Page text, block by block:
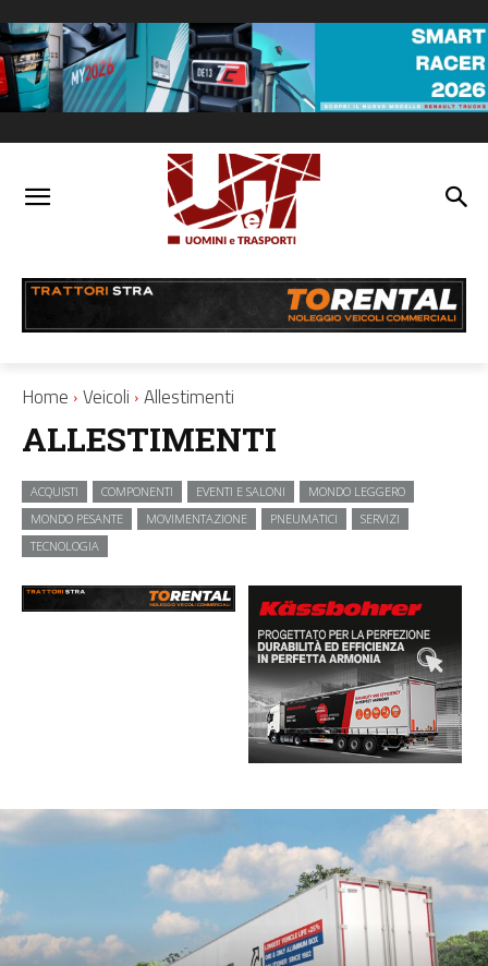
Home Veicoli Allestimenti
ALLESTIMENTI
ACQUISTI COMPONENTI EVENTI E SALONI
MONDO LEGGERO
MONDO PESANTE
MOVIMENTAZIONE PNEUMATICI
SERVIZI
TECNOLOGIA